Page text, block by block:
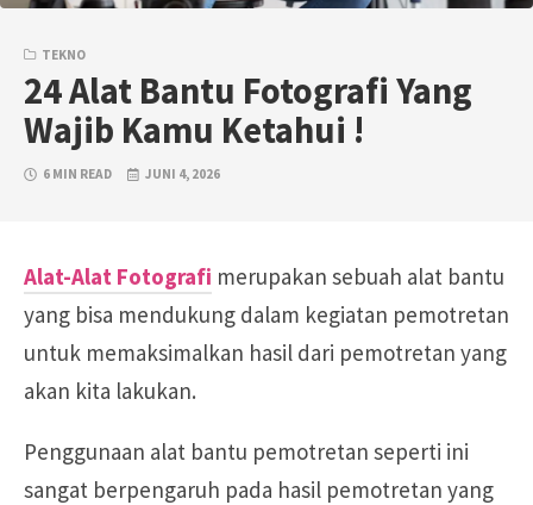
TEKNO
24 Alat Bantu Fotografi Yang
Wajib Kamu Ketahui !
6 MIN READ JUNI 4, 2026
Alat-Alat Fotografi merupakan sebuah alat bantu
yang bisa mendukung dalam kegiatan pemotretan
untuk memaksimalkan hasil dari pemotretan yang
akan kita lakukan.
Penggunaan alat bantu pemotretan seperti ini
sangat berpengaruh pada hasil pemotretan yang